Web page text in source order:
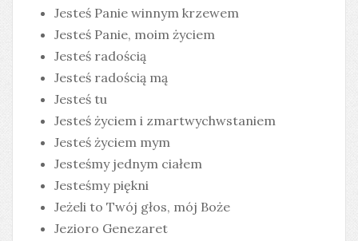
Jesteś Panie winnym krzewem
Jesteś Panie, moim życiem
Jesteś radością
Jesteś radością mą
Jesteś tu
Jesteś życiem i zmartwychwstaniem
Jesteś życiem mym
Jesteśmy jednym ciałem
Jesteśmy piękni
Jeżeli to Twój głos, mój Boże
Jezioro Genezaret